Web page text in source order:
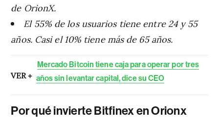
de OrionX.
El 55% de los usuarios tiene entre 24 y 55
años. Casi el 10% tiene más de 65 años.
VER +
Mercado Bitcoin tiene caja para operar por tres
años sin levantar capital, dice su CEO
Por qué invierte Bitfinex en Orionx